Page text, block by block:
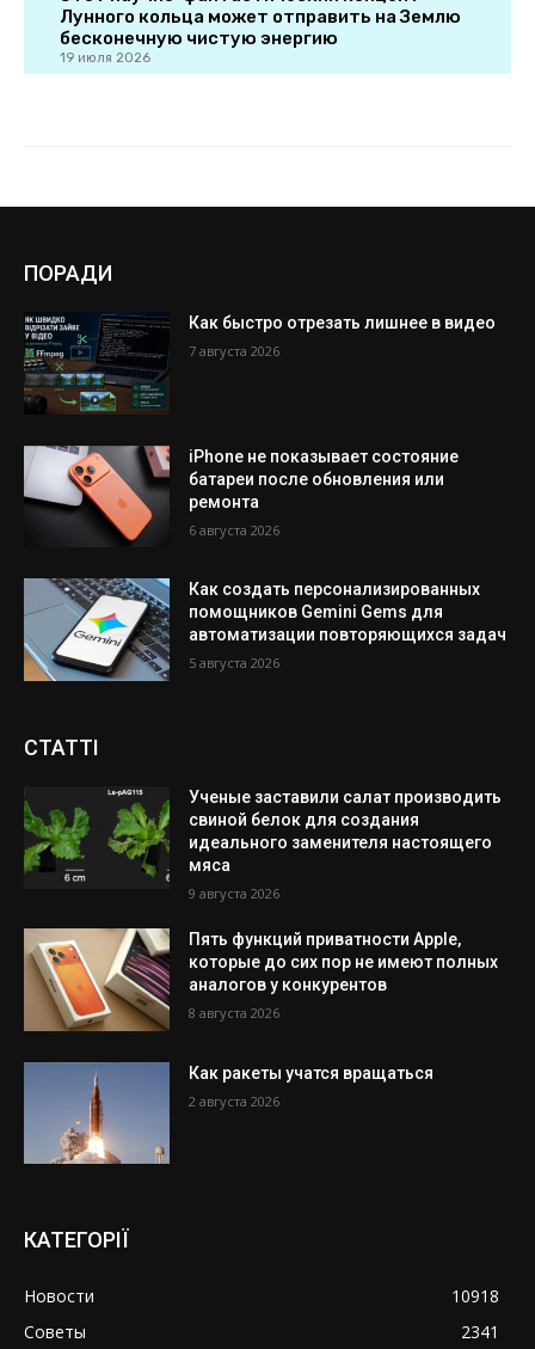
ПОРАДИ
Как быстро отрезать лишнее в видео
7 августа 2026
iPhone не показывает состояние
батареи после обновления или
ремонта
6 августа 2026
Как создать персонализированных
помощников Gemini Gems для
автоматизации повторяющихся задач
5 августа 2026
СТАТТІ
Ученые заставили салат производить
свиной белок для создания
идеального заменителя настоящего
мяса
9 августа 2026
Пять функций приватности Apple,
которые до сих пор не имеют полных
аналогов у конкурентов
8 августа 2026
Как ракеты учатся вращаться
2 августа 2026
КАТЕГОРІЇ
Новости
10918
Советы
2341